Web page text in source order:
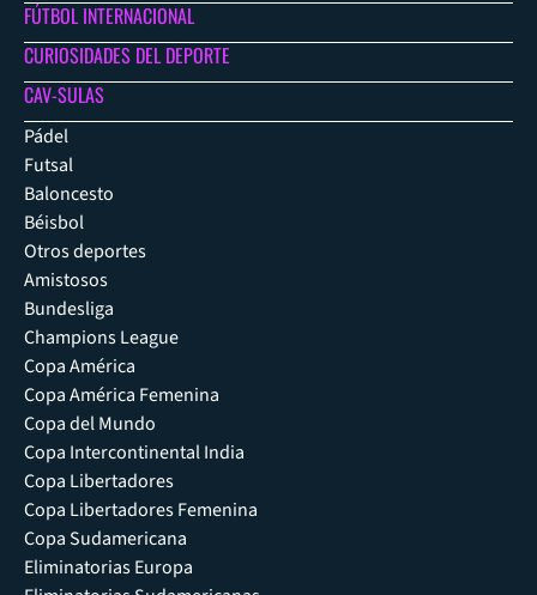
FÚTBOL INTERNACIONAL
CURIOSIDADES DEL DEPORTE
CAV-SULAS
Pádel
Futsal
Baloncesto
Béisbol
Otros deportes
Amistosos
Bundesliga
Champions League
Copa América
Copa América Femenina
Copa del Mundo
Copa Intercontinental India
Copa Libertadores
Copa Libertadores Femenina
Copa Sudamericana
Eliminatorias Europa